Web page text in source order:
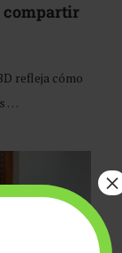
compartir
refleja cómo
…
×